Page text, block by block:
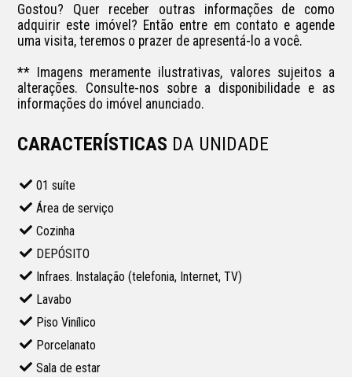
Gostou? Quer receber outras informações de como
adquirir este imóvel? Então entre em contato e agende
uma visita, teremos o prazer de apresentá-lo a você.
** Imagens meramente ilustrativas, valores sujeitos a
alterações. Consulte-nos sobre a disponibilidade e as
informações do imóvel anunciado.
CARACTERÍSTICAS DA UNIDADE
01 suíte
Área de serviço
Cozinha
DEPÓSITO
Infraes. Instalação (telefonia, Internet, TV)
Lavabo
Piso Vinílico
Porcelanato
Sala de estar